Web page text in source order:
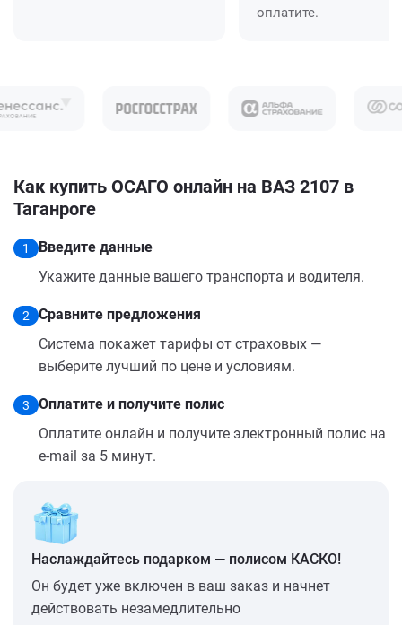
оплатите.
Как купить ОСАГО онлайн на ВАЗ 2107 в
Таганроге
1
Введите данные
Укажите данные вашего транспорта и водителя.
2
Сравните предложения
Система покажет тарифы от страховых —
выберите лучший по цене и условиям.
3
Оплатите и получите полис
Оплатите онлайн и получите электронный полис на
e-mail за 5 минут.
Наслаждайтесь подарком — полисом КАСКО!
Он будет уже включен в ваш заказ и начнет
действовать незамедлительно